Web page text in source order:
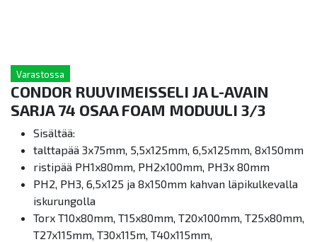
Varastossa
CONDOR RUUVIMEISSELI JA L-AVAIN
SARJA 74 OSAA FOAM MODUULI 3/3
Sisältää:
talttapää 3x75mm, 5,5x125mm, 6,5x125mm, 8x150mm
ristipää PH1x80mm, PH2x100mm, PH3x 80mm
PH2, PH3, 6,5x125 ja 8x150mm kahvan läpikulkevalla
iskurungolla
Torx T10x80mm, T15x80mm, T20x100mm, T25x80mm,
T27x115mm, T30x115m, T40x115mm,